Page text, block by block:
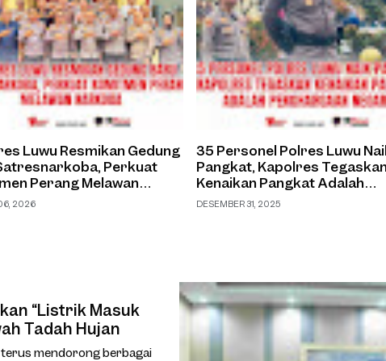
Luwu Resmikan Gedung
Perkuat
Perang Melawan
2026
35 Personel Polres Luwu
Pangkat, Kapolres
Kenaikan Pangkat Adalah
Penghargaan Negara
DESEMBER 31, 2025
“Listrik Masuk
Tadah Hujan
terus mendorong berbagai